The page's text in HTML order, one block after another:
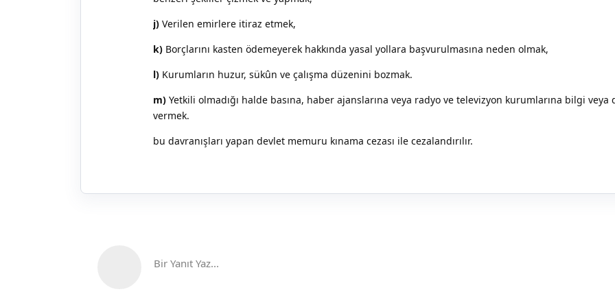
j) Verilen emirlere itiraz etmek,
k) Borçlarını kasten ödemeyerek hakkında yasal yollara başvurulmasına neden olmak,
l) Kurumların huzur, sükûn ve çalışma düzenini bozmak.
m) Yetkili olmadığı halde basına, haber ajanslarına veya radyo ve televizyon kurumlarına bilgi veya
vermek.
bu davranışları yapan devlet memuru kınama cezası ile cezalandırılır.
Bir Yanıt Yaz...